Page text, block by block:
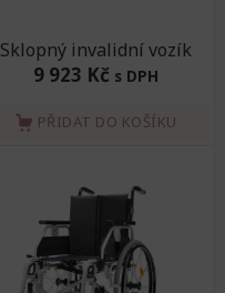
Sklopný invalidní vozík
9 923 Kč s DPH
PŘIDAT DO KOŠÍKU